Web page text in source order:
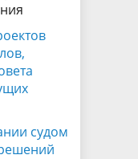
судом